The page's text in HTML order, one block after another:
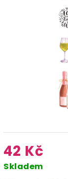
42 Kč
Skladem